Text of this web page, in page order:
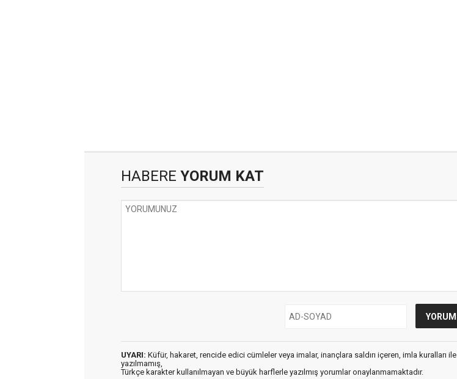
HABERE YORUM KAT
UYARI: Küfür, hakaret, rencide edici cümleler veya imalar, inançlara saldırı içeren, imla kuralları ile
yazılmamış,
Türkçe karakter kullanılmayan ve büyük harflerle yazılmış yorumlar onaylanmamaktadır.